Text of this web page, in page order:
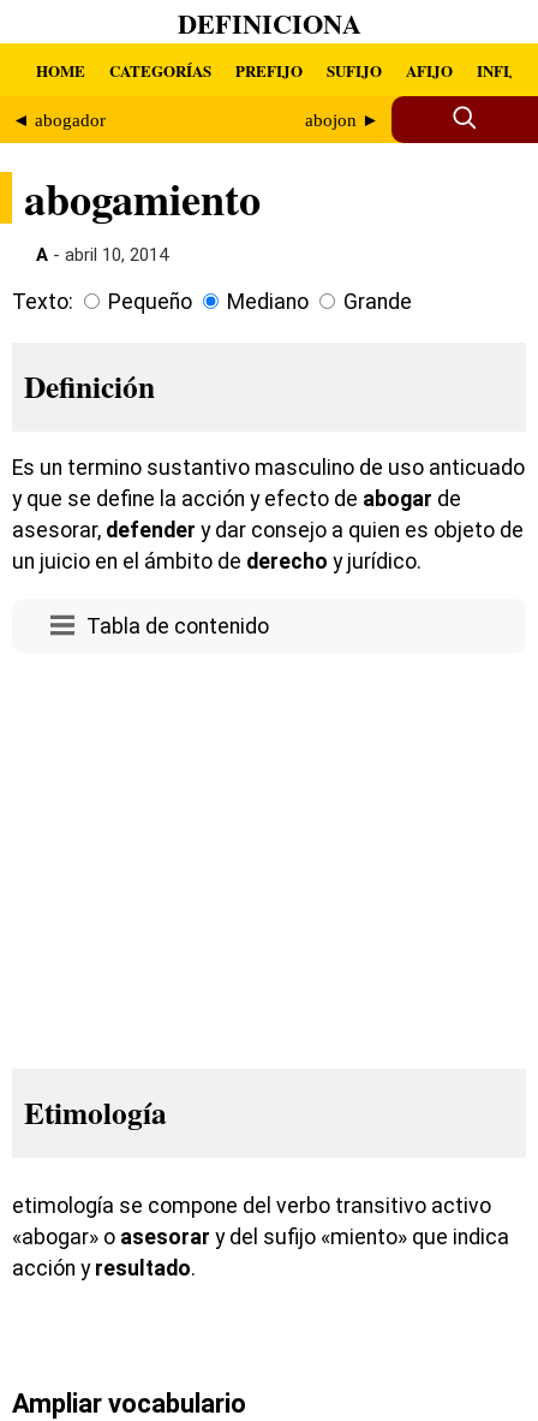
DEFINICIONA
HOME CATEGORÍAS PREFIJO SUFIJO AFIJO INFIJO
◄ abogador abojon ►
abogamiento
A - abril 10, 2014
Texto: Pequeño Mediano Grande
Definición
Es un termino sustantivo masculino de uso anticuado
y que se define la acción y efecto de abogar de
asesorar, defender y dar consejo a quien es objeto de
un juicio en el ámbito de derecho y jurídico.
Tabla de contenido
Etimología
etimología se compone del verbo transitivo activo
«abogar» o asesorar y del sufijo «miento» que indica
acción y resultado.
Ampliar vocabulario